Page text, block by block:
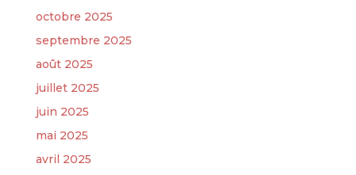
octobre 2025
septembre 2025
août 2025
juillet 2025
juin 2025
mai 2025
avril 2025